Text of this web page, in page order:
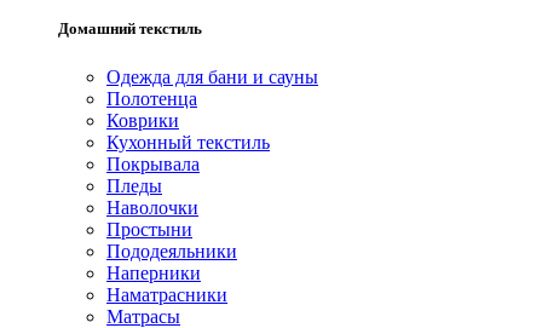
Домашний текстиль
Одежда для бани и сауны
Полотенца
Коврики
Кухонный текстиль
Покрывала
Пледы
Наволочки
Простыни
Пододеяльники
Наперники
Наматрасники
Матрасы